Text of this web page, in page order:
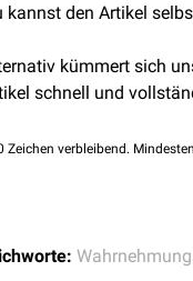
kannst den Artikel
kümmert sich
schnell und
Zeichen verbleibend.